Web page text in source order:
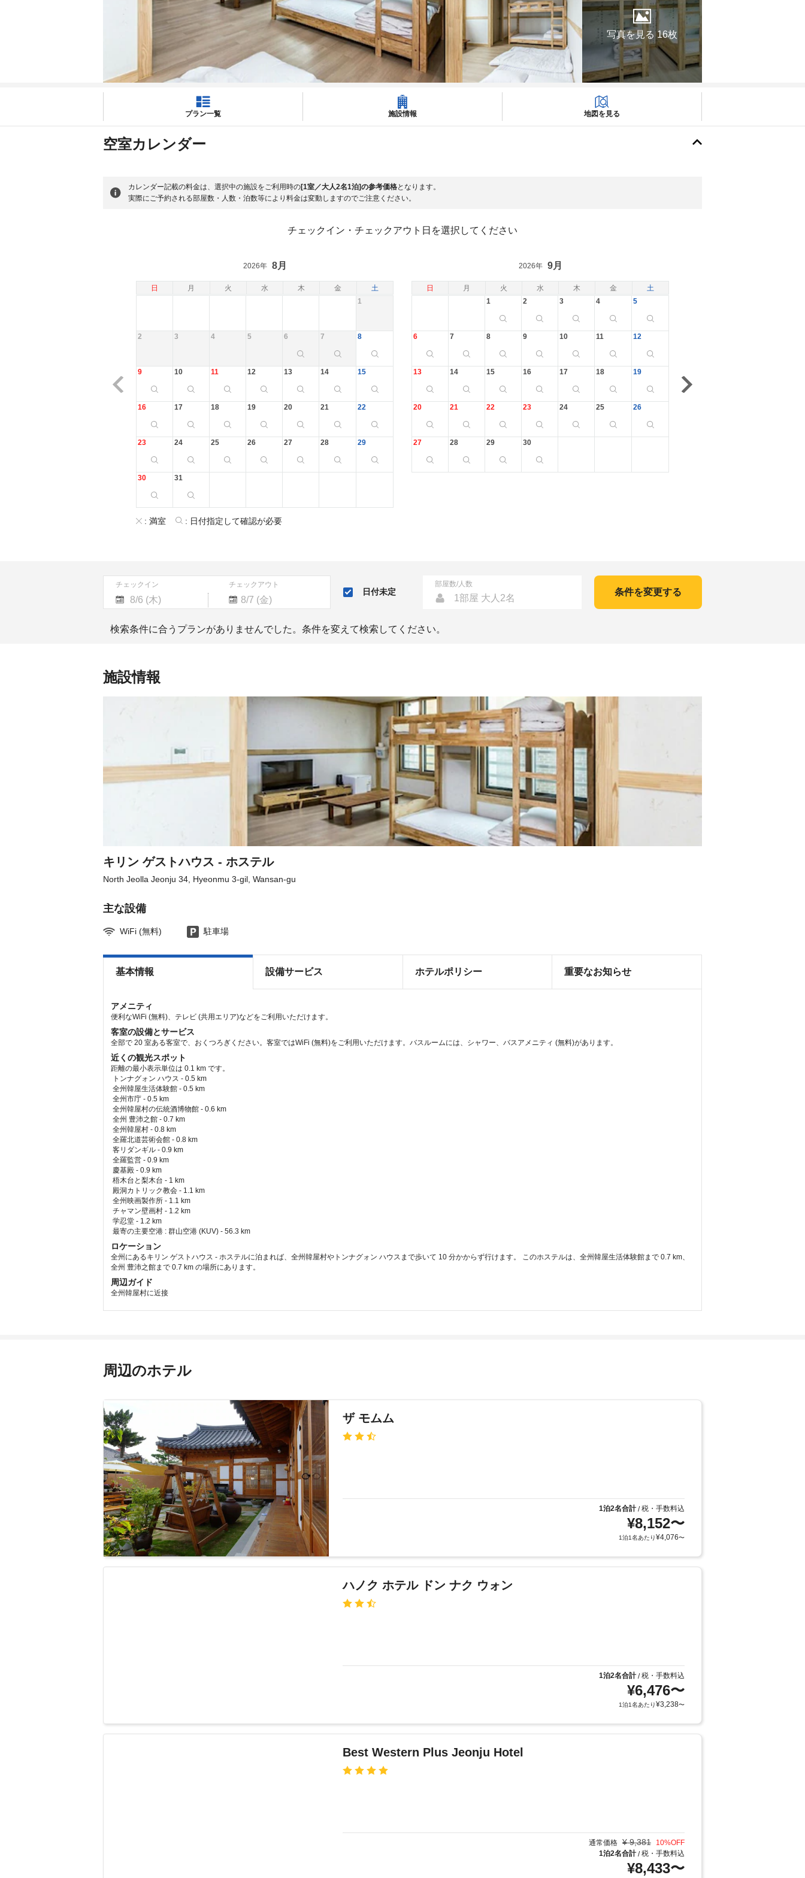
写真を見る 16枚
プラン一覧 施設情報 地図を見る
空室カレンダー
カレンダー記載の料金は、選択中の施設をご利用時の[1室／大人2名1泊]の参考価格となります。
実際にご予約される部屋数・人数・泊数等により料金は変動しますのでご注意ください。
チェックイン・チェックアウト日を選択してください
日 月 火 水 木 金 土 日 月 火 水 木 金 土
2026年 8月
1
2 3 4 5 6 7 8
9 10 11 12 13 14 15
16 17 18 19 20 21 22
23 24 25 26 27 28 29
30 31
2026年 9月
1 2 3 4 5
6 7 8 9 10 11 12
13 14 15 16 17 18 19
20 21 22 23 24 25 26
27 28 29 30
: 満室 : 日付指定して確認が必要
チェックイン チェックアウト
Navigate
forward
to
calendar
and
to
changing
dates.
Navigate
to
select
question
mark
key
get
keyboard
shortcuts
changing
dates.
日付未定
部屋数/人数
1部屋 大人2名
条件を変更する
検索条件に合うプランがありませんでした。条件を変えて検索してください。
施設情報
キリン ゲストハウス - ホステル
North Jeolla Jeonju 34, Hyeonmu 3-gil, Wansan-gu
主な設備
WiFi (無料) 駐車場
基本情報 設備サービス ホテルポリシー 重要なお知らせ
アメニティ
便利なWiFi (無料)、テレビ (共用エリア)などをご利用いただけます。
客室の設備とサービス
全部で 20 室ある客室で、おくつろぎください。客室ではWiFi (無料)をご利用いただけます。バスルームには、シャワー、バスアメニティ (無料)があります。
近くの観光スポット
距離の最小表示単位は 0.1 km です。
トンナグォン ハウス - 0.5 km
全州韓屋生活体験館 - 0.5 km
全州市庁 - 0.5 km
全州韓屋村の伝統酒博物館 - 0.6 km
全州 豊沛之館 - 0.7 km
全州韓屋村 - 0.8 km
全羅北道芸術会館 - 0.8 km
客リダンギル - 0.9 km
全羅監営 - 0.9 km
慶基殿 - 0.9 km
梧木台と梨木台 - 1 km
殿洞カトリック教会 - 1.1 km
全州映画製作所 - 1.1 km
チャマン壁画村 - 1.2 km
学忍堂 - 1.2 km
最寄の主要空港 : 群山空港 (KUV) - 56.3 km
ロケーション
全州にあるキリン ゲストハウス - ホステルに泊まれば、全州韓屋村やトンナグォン ハウスまで歩いて 10 分かからず行けます。 このホステルは、全州韓屋生活体験館まで 0.7 km、
全州 豊沛之館まで 0.7 km の場所にあります。
周辺ガイド
全州韓屋村に近接
周辺のホテル
ザ モムム
1泊2名合計/税・手数料込
¥8,152〜
1泊1名あたり¥4,076〜
ハノク ホテル ドン ナク ウォン
1泊2名合計/税・手数料込
¥6,476〜
1泊1名あたり¥3,238〜
Best Western Plus Jeonju Hotel
通常価格 ¥ 9,381 10%OFF
1泊2名合計/税・手数料込
¥8,433〜